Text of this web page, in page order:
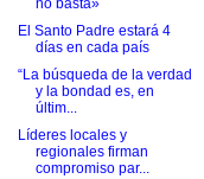
no basta»
El Santo Padre estará 4
días en cada país
“La búsqueda de la verdad
y la bondad es, en
últim...
Líderes locales y
regionales firman
compromiso par...